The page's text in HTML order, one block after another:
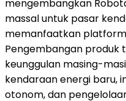
mengembangkan
massal untuk pasar
memanfaatkan
Pengembangan produk
keunggulan masing-
kendaraan energi baru,
otonom, dan